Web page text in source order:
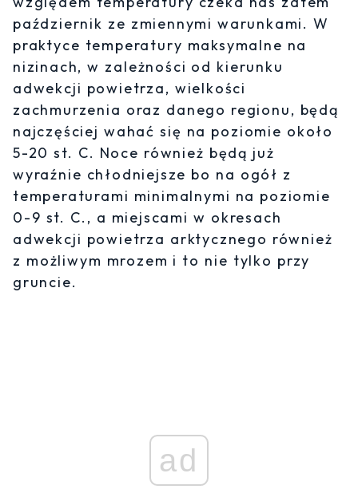
październik ze zmiennymi warunkami. W
praktyce temperatury maksymalne na
nizinach, w zależności od kierunku
adwekcji powietrza, wielkości
zachmurzenia oraz danego regionu, będą
najczęściej wahać się na poziomie około
5-20 st. C. Noce również będą już
wyraźnie chłodniejsze bo na ogół z
temperaturami minimalnymi na poziomie
0-9 st. C., a miejscami w okresach
adwekcji powietrza arktycznego również
z możliwym mrozem i to nie tylko przy
gruncie.
ad